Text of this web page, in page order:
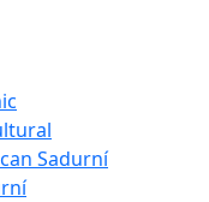
Sadurní